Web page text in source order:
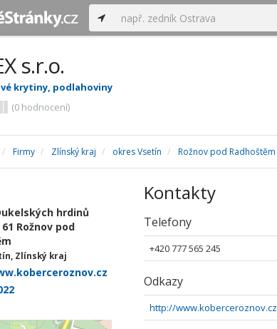
s.r.o.
krytiny, podlahoviny
(0 hodnocení)
Firmy Zlínský kraj okres Vsetín Rožnov pod Radhoštěm
Kontakty
Telefony
+420 777 565 245
Odkazy
http://www.koberceroznov.cz
hrdinů
61 Rožnov pod
Zlínský kraj